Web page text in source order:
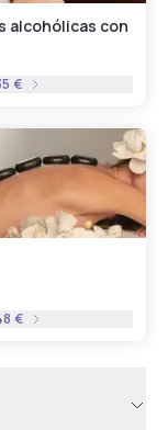
alcohólicas con
€
€